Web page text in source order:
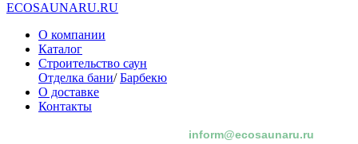
ECOSAUNARU.RU
О компании
Каталог
Строительство саун
Отделка бани/Барбекю
О доставке
Контакты
inform@ecosaunaru.ru